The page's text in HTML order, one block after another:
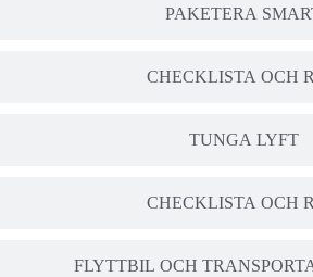
PAKETERA
CHECKLISTA OCH
TUNGA LYFT
CHECKLISTA OCH
FLYTTBIL OCH